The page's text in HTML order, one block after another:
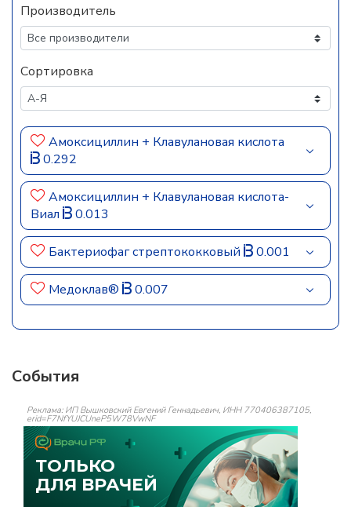
Производитель
Сортировка
Амоксициллин + Клавулановая кислота
0.292
Амоксициллин + Клавулановая кислота-
Виал
0.013
Бактериофаг стрептококковый 0.001
Медоклав® 0.007
События
Реклама: ИП Вышковский Евгений Геннадьевич, ИНН 770406387105,
erid=F7NfYUJCUneP5W78VwNF